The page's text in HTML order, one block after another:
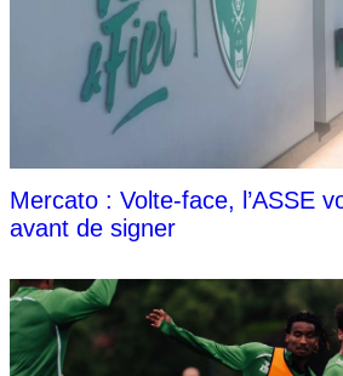
Mercato : Volte-face, l’ASSE
avant de signer